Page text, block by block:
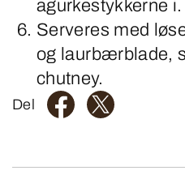
agurkestykkerne i.
Serveres med
og laurbærblade,
chutney.
Del